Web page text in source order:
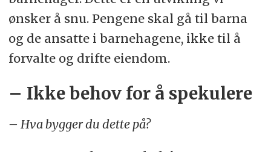
ønsker å snu. Pengene skal gå til barna
og de ansatte i barnehagene, ikke til å
forvalte og drifte eiendom.
– Ikke behov for å spekulere
– Hva bygger du dette på?